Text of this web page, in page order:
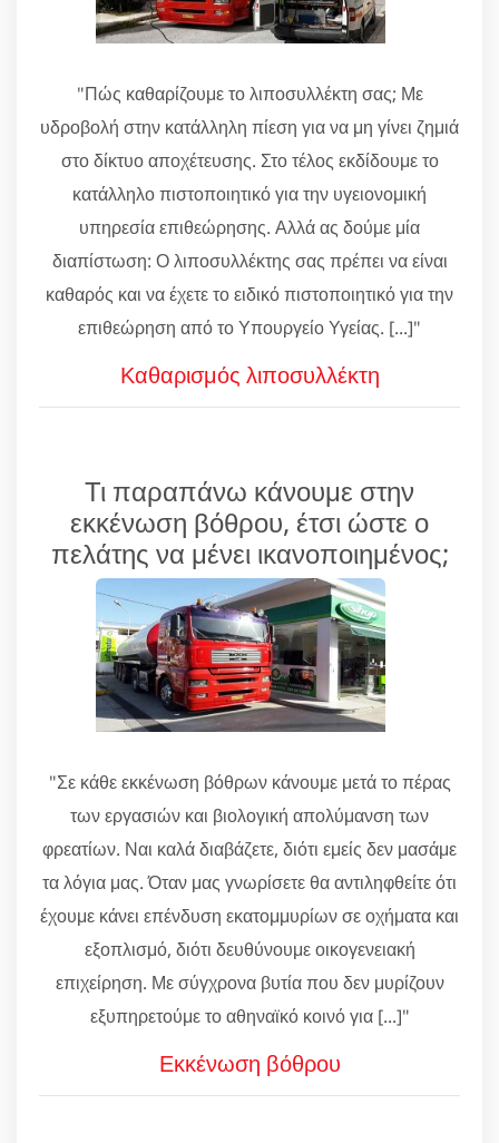
"Πώς καθαρίζουμε το λιποσυλλέκτη σας; Με
υδροβολή στην κατάλληλη πίεση για να μη γίνει ζημιά
στο δίκτυο αποχέτευσης. Στο τέλος εκδίδουμε το
κατάλληλο πιστοποιητικό για την υγειονομική
υπηρεσία επιθεώρησης. Αλλά ας δούμε μία
διαπίστωση: Ο λιποσυλλέκτης σας πρέπει να είναι
καθαρός και να έχετε το ειδικό πιστοποιητικό για την
επιθεώρηση από το Υπουργείο Υγείας. [...]"
Καθαρισμός λιποσυλλέκτη
Τι παραπάνω κάνουμε στην
εκκένωση βόθρου, έτσι ώστε ο
πελάτης να μένει ικανοποιημένος;
"Σε κάθε εκκένωση βόθρων κάνουμε μετά το πέρας
των εργασιών και βιολογική απολύμανση των
φρεατίων. Ναι καλά διαβάζετε, διότι εμείς δεν μασάμε
τα λόγια μας. Όταν μας γνωρίσετε θα αντιληφθείτε ότι
έχουμε κάνει επένδυση εκατομμυρίων σε οχήματα και
εξοπλισμό, διότι δευθύνουμε οικογενειακή
επιχείρηση. Με σύγχρονα βυτία που δεν μυρίζουν
εξυπηρετούμε το αθηναϊκό κοινό για [...]"
Εκκένωση βόθρου